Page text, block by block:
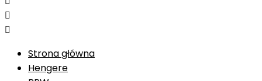


Strona główna
Hengere